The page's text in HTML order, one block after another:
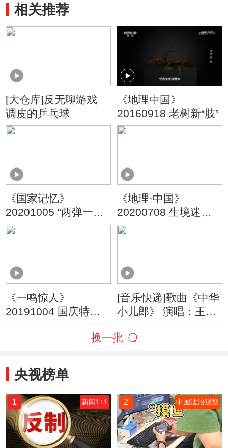
相关推荐
[大仓库]反无聊游戏
调皮的乒乓球
《地理中国》
20160918 老树新“肢”
《国家记忆》
20201005 “两弹一
星”元勋钱三强 报效祖
《地理·中国》
20200708 生境迷踪·
密林虎迹
《一鸣惊人》
20191004 国庆特辑
[音乐快递]歌曲《中华
小儿郎》 演唱：王奥
换一批
央视榜单
1 新闻1+1 2 中国法治观察